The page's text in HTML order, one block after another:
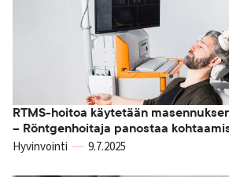
RTMS-hoitoa käytetään
– Röntgenhoitaja panostaa
Hyvinvointi 9.7.2025